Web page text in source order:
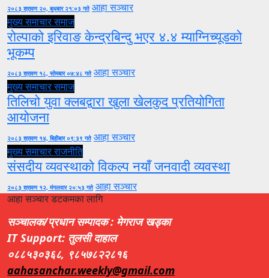
२०८३ श्रावण २०, बुधबार २१:०३ गते आहा सञ्चार
मुख्य समाचारसमाज
रोल्पाको इरिवाङ केन्द्रबिन्दु भएर ४.४ म्याग्निच्यूडको
भूकम्प
२०८३ श्रावण १८, सोमबार ०७:४८ गते आहा सञ्चार
मुख्य समाचारसमाज
तिलिचो युवा क्लबद्वारा खुला खेलकुद प्रतियोगिता
आयोजना
२०८३ श्रावण १४, बिहीबार ०९:३९ गते आहा सञ्चार
मुख्य समाचारराजनीति
संसदीय व्यवस्थाको विकल्प नयाँ जनवादी व्यवस्था
२०८३ श्रावण १२, मंगलवार २०:५३ गते आहा सञ्चार
आहा सञ्चार डटकमका लागि
सञ्चालक/प्रधान सम्पादक : मेगराज खड्का
IT Support: तुलसी दाहाल
०८८५३०३६८, ९८५७८२२८१६
aahasanchar.weekly@gmail.com